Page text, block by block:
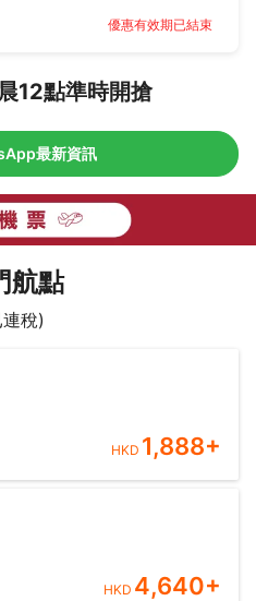
優惠有效期已結束
12點準時開搶
最新資訊
航點
稅)
HKD 1,888+
HKD 4,640+